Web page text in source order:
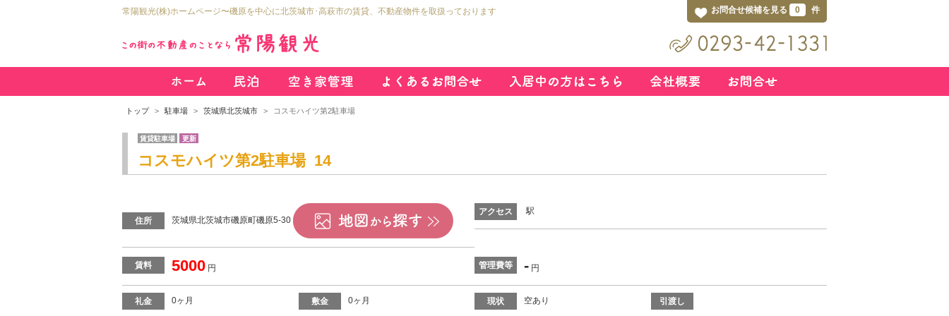
常陽観光(株)ホームページ〜磯原を中心に北茨城市･高萩市の賃貸、不動産物件を取扱っております お問合せ候補を見る 0 件
トップ 駐車場 茨城県北茨城市 コスモハイツ第2駐車場
賃貸駐車場 更新
コスモハイツ第2駐車場 14
住所 茨城県北茨城市磯原町磯原5-30
アクセス 駅
賃料 5000 円 管理費等 - 円
礼金 0ヶ月 敷金 0ヶ月 現状 空あり 引渡し